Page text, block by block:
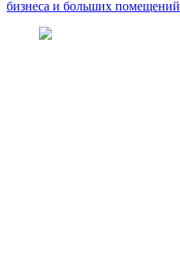
бизнеса и больших помещений